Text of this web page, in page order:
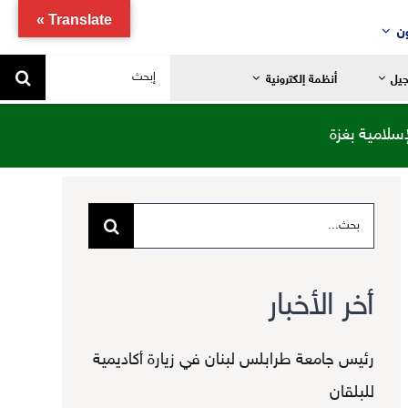
أنظمة إلكترونية
البحث
عن:
بغزة
البحث
عن:
أخر الأخبار
رئيس جامعة طرابلس لبنان في زيارة أكاديمية
للبلقان
Translate »